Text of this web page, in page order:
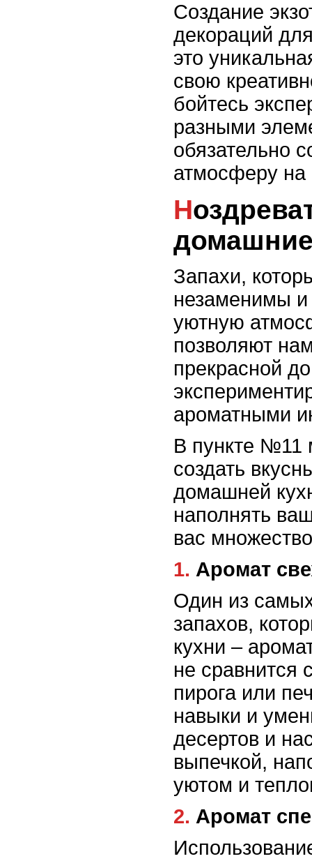
Создание
декораций
это
свою
бойтесь
разными
обязательно
атмосферу на
Ноздревать аромат:
домашние
Запахи,
незаменимы и
уютную
позволяют
прекрасной
ароматными
В пункте №11
создать
домашней
наполнять
вас
1. Аромат
Один из
запахов,
кухни –
не сравнится
пирога или
навыки и
десертов и
выпечкой,
уютом и
2. Аромат